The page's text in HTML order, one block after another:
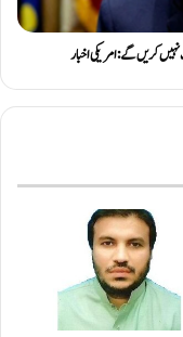
کریں گے: امریکی اخبار